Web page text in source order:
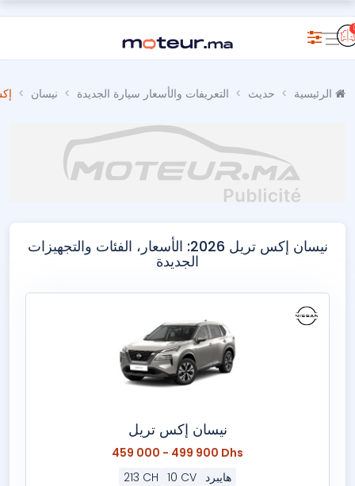
حديث التعريفات والأسعار سيارة الجديدة نيسان
نيسان إكس تريل 2026: الأسعار، الفئات والتجهيزات
الجديدة
نيسان إكس تريل
459 000 - 499 900 Dhs
هايبرد 10 CV
213 CH